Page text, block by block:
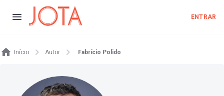
ENTRAR
Início Autor Fabrício Polido